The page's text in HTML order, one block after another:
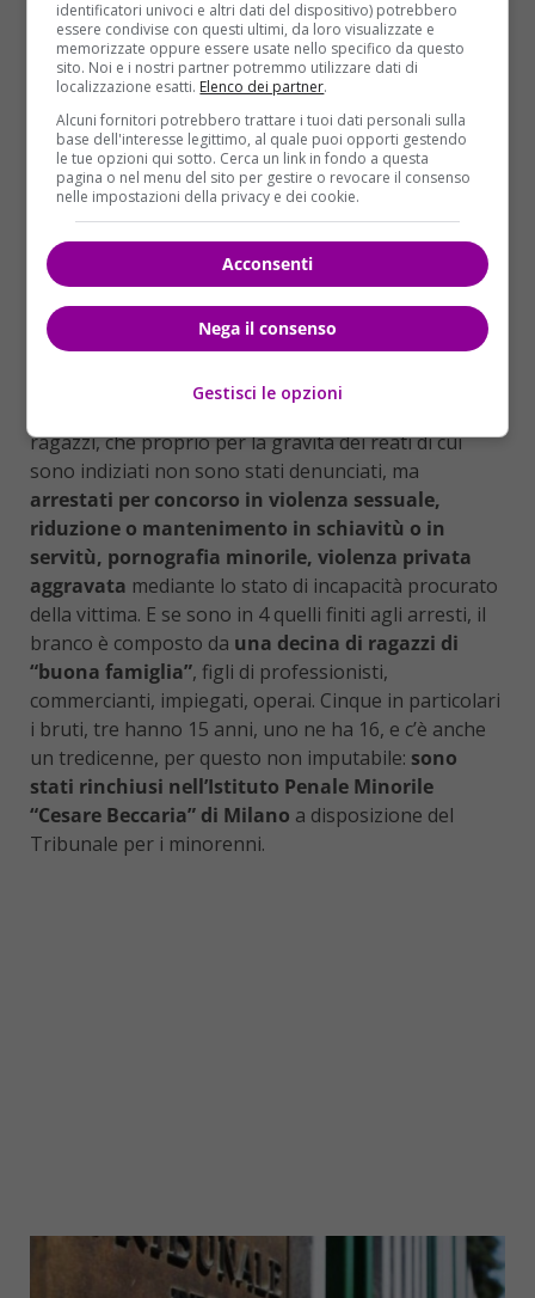
averlo braccato per strada,lo hanno costretto a
ubriacarsi per poi trascinarlo in giro per la città
legato con una catena come fosse un cane al
guinzaglio. In un’altra occasione il branco lo ha
denudato e tenuto appeso per le gambe da un
ponte. Qui venivacostretto a subire atti sessuali
Anche in questa occasione la vittima è stata
sono quindi venuti a conoscenza del caso e parlando
coi genitori delle vittime li hanno convinti a sporgere
denunce.
ragazzi, che proprio per la gravità dei reati di cui
sono indiziati non sono stati denunciati, ma
arrestati per concorso in violenza sessuale,
riduzione o mantenimento in schiavitù o in
servitù, pornografia minorile, violenza privata
aggravata mediante lo stato di incapacità procurato
della vittima. E se sono in 4 quelli finiti agli arresti, il
branco è composto da una decina di ragazzi di
“buona famiglia”, figli di professionisti,
commercianti, impiegati, operai. Cinque in particolari
i bruti, tre hanno 15 anni, uno ne ha 16, e c’è anche
un tredicenne, per questo non imputabile: sono
stati rinchiusi nell’Istituto Penale Minorile
“Cesare Beccaria” di Milano a disposizione del
Tribunale per i minorenni.
identificatori univoci e altri dati del dispositivo) potrebbero
essere condivise con questi ultimi, da loro visualizzate e
memorizzate oppure essere usate nello specifico da questo
sito. Noi e i nostri partner potremmo utilizzare dati di
localizzazione esatti. Elenco dei partner.
Alcuni fornitori potrebbero trattare i tuoi dati personali sulla
base dell'interesse legittimo, al quale puoi opporti gestendo
le tue opzioni qui sotto. Cerca un link in fondo a questa
pagina o nel menu del sito per gestire o revocare il consenso
nelle impostazioni della privacy e dei cookie.
Acconsenti
Nega il consenso
Gestisci le opzioni